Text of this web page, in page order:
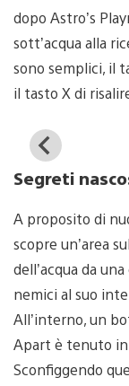
dopo Astro’s
sott’acqua alla
sono semplici, il
il tasto X di
View
and
download
Segreti
A proposito di
scopre un’area
dell’acqua da
nemici al suo
All’interno, un
Apart è tenuto in
Sconfiggendo